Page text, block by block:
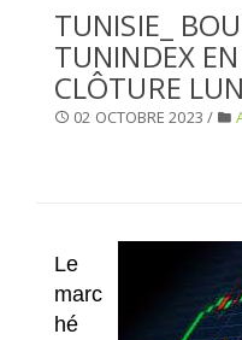
SÉLECTIONNEZ UN DOSSIER
SELECTIONNEZ UNE
TUNISIE_
TUNINDEX
CLÔTURE
02 OCTOBRE 2023 /
Le
marc
hé